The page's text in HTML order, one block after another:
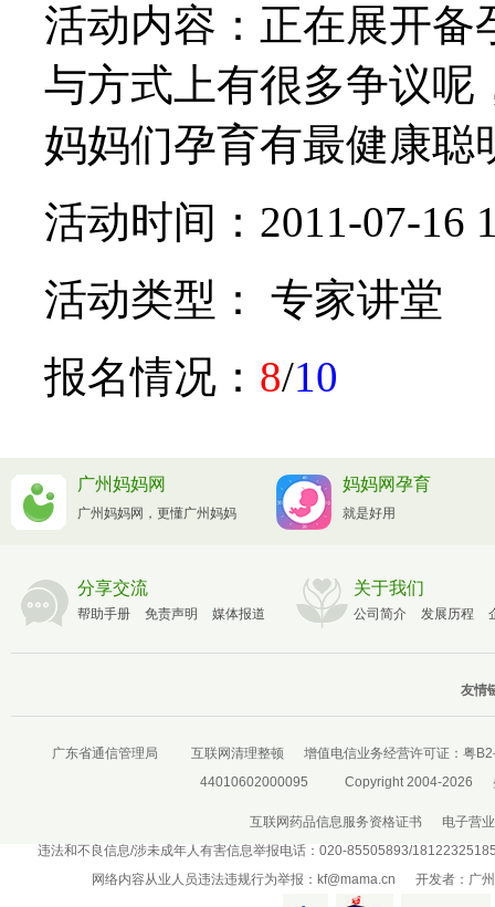
活动内容：正在展开
与方式上有很多争议呢
妈妈们孕育有最健康聪
活动时间：2011-07-16
活动类型： 专家讲堂
报名情况： 8/10
广州妈妈网
广州妈妈网，更懂广州妈妈
妈妈网孕育
就是好用
分享交流
帮助手册 免责声明 媒体报道
关于我们
公司简介 发展历程
友情
广东省通信管理局 互联网清理整顿 增值电信业务经营许可证： 粤
44010602000095
Copyright 2004-2026
互联网药品信息服务资格证书
电子营
违法和不良信息/涉未成年人有害信息举报电话：020-85505893/
网络内容从业人员违法违规行为举报： kf@mama.cn 开发者：广